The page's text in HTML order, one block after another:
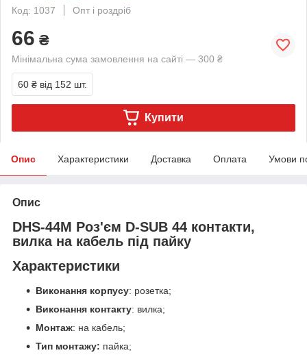
Код: 1037
Опт і роздріб
66 ₴
Мінімальна сума замовлення на сайті — 300 ₴
60 ₴ від 152 шт.
Купити
Опис Характеристики Доставка Оплата Умови
Опис
DHS-44M Роз'єм D-SUB 44 контакти,
вилка на кабель під пайку
Характеристики
Виконання корпусу: розетка;
Виконання контакту: вилка;
Монтаж: на кабель;
Тип монтажу: пайка;